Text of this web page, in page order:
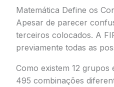
Matemática Define os
Apesar de parecer
terceiros colocados. A
previamente todas as
Como existem 12
495 combinações